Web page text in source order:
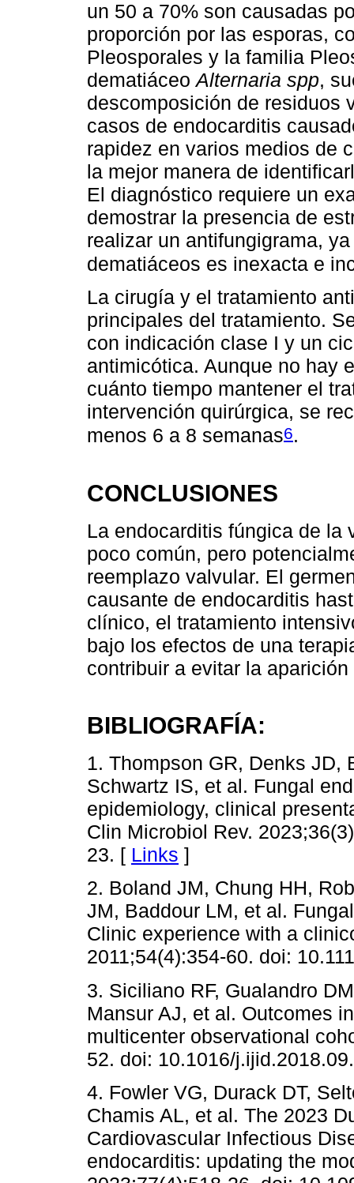
un 50 a 70% son causadas
proporción por las esporas,
Pleosporales y la familia
dematiáceoAlternaria spp,
descomposición de residuos
casos de endocarditis
rapidez en varios medios de
la mejor manera de
El diagnóstico requiere un
demostrar la presencia de
realizar un antifungigrama,
dematiáceos es inexacta e
La cirugía y el tratamiento
principales del tratamiento.
con indicación clase I y un
antimicótica. Aunque no hay
cuánto tiempo mantener el
intervención quirúrgica, se
menos 6 a 8 semanas6.
CONCLUSIONES
La endocarditis fúngica de la
poco común, pero
reemplazo valvular. El
causante de endocarditis
clínico, el tratamiento
bajo los efectos de una
contribuir a evitar la
BIBLIOGRAFÍA:
1. Thompson GR, Denks JD,
Schwartz IS, et al. Fungal
epidemiology, clinical
Clin Microbiol Rev.
23. [ Links ]
2. Boland JM, Chung HH,
JM, Baddour LM, et al.
Clinic experience with a
2011;54(4):354-60. doi:
3. Siciliano RF, Gualandro
Mansur AJ, et al. Outcomes
multicenter observational
52. doi: 10.1016/
4. Fowler VG, Durack DT,
Chamis AL, et al. The 2023
Cardiovascular Infectious
endocarditis: updating the